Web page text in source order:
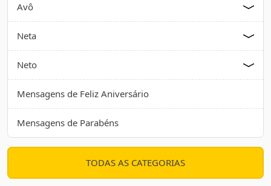
Avô
Neta
Neto
Mensagens de Feliz Aniversário
Mensagens de Parabéns
TODAS AS CATEGORIAS